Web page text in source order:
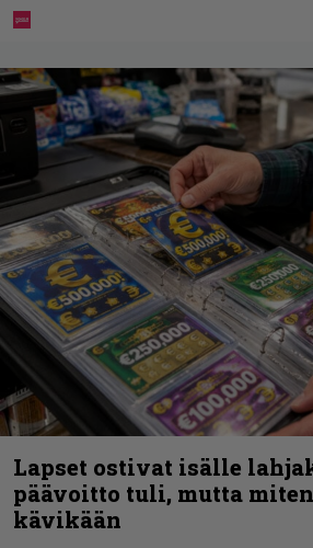
Lapset ostivat isälle
päävoitto tuli, mutta
kävikään